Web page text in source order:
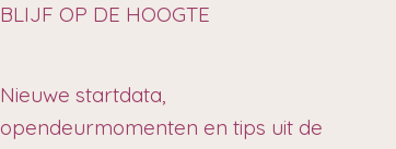
BLIJF OP DE HOOGTE
Nieuwe startdata,
opendeurmomenten en tips uit de